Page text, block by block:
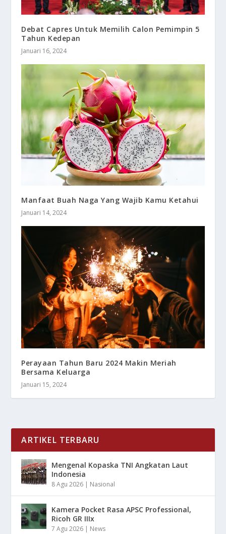
Debat Capres Untuk Memilih Calon Pemimpin 5
Tahun Kedepan
Januari 16, 2024
Manfaat Buah Naga Yang Wajib Kamu Ketahui
Januari 14, 2024
Perayaan Tahun Baru 2024 Makin Meriah
Bersama Keluarga
Januari 15, 2024
ARTIKEL TERBARU
Mengenal Kopaska TNI Angkatan Laut
Indonesia
8 Agu 2026 | Nasional
Kamera Pocket Rasa APSC Professional,
Ricoh GR IIIx
7 Agu 2026 | News